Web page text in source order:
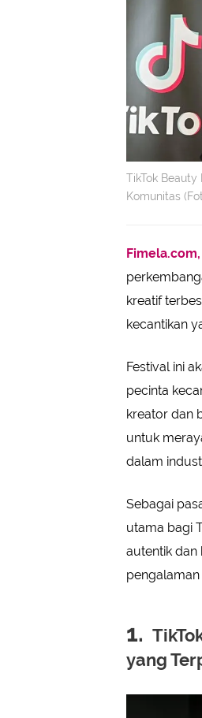
TikTok
Komunitas
kreatif
kecantikan
Festival ini
pecinta
kreator dan
untuk
dalam
Sebagai
utama bagi
autentik dan
1.
yang